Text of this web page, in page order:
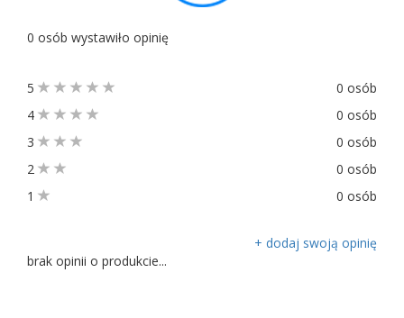
0 osób wystawiło opinię
5
0 osób
4
0 osób
3
0 osób
2
0 osób
1
0 osób
+ dodaj swoją opinię
brak opinii o produkcie...